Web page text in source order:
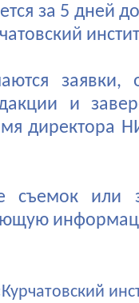
за 5 дней
заявки,
и
директора
съемок или